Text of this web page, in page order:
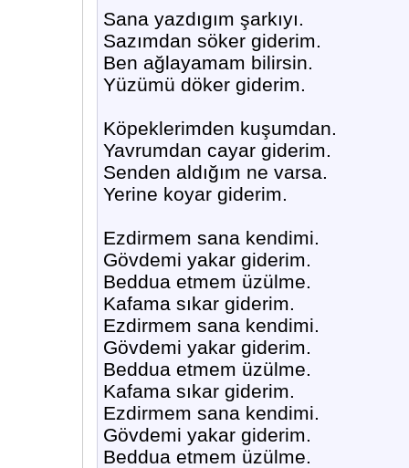
Sana yazdıgım şarkıyı.
Sazımdan söker giderim.
Ben ağlayamam bilirsin.
Yüzümü döker giderim.
Köpeklerimden kuşumdan.
Yavrumdan cayar giderim.
Senden aldığım ne varsa.
Yerine koyar giderim.
Ezdirmem sana kendimi.
Gövdemi yakar giderim.
Beddua etmem üzülme.
Kafama sıkar giderim.
Ezdirmem sana kendimi.
Gövdemi yakar giderim.
Beddua etmem üzülme.
Kafama sıkar giderim.
Ezdirmem sana kendimi.
Gövdemi yakar giderim.
Beddua etmem üzülme.